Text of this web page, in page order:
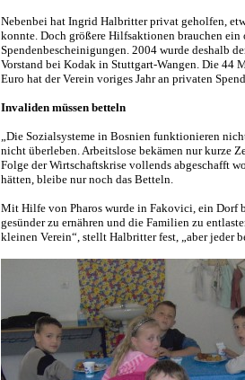
Nebenbei hat Ingrid Halbritter privat geholfen,
konnte. Doch größere Hilfsaktionen brauchen
Spendenbescheinigungen. 2004 wurde deshalb
Vorstand bei Kodak in Stuttgart-Wangen. Die 44
Euro hat der Verein voriges Jahr an privaten
Invaliden müssen betteln
„Die Sozialsysteme in Bosnien funktionieren
nicht überleben. Arbeitslose bekämen nur kurze
Folge der Wirtschaftskrise vollends abgeschafft
hätten, bleibe nur noch das Betteln.
Mit Hilfe von Pharos wurde in Fakovici, ein Dorf
gesünder zu ernähren und die Familien zu
kleinen Verein“, stellt Halbritter fest, „aber jeder